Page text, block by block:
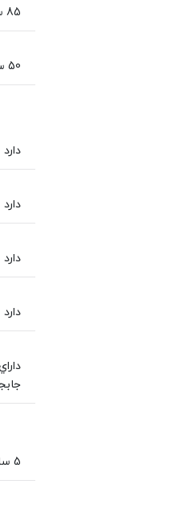
85 سانتی‌متر
50 سانتی‌متر
دارد
دارد
دارد
دارد
5 سال گارانتی و 10 سال خدمات پس از فروش سنی پلاستیک